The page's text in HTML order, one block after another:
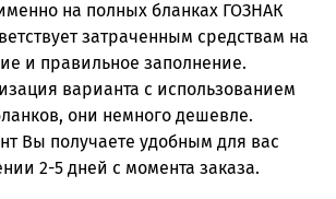
на полных бланках ГОЗНАК
затраченным средствам на
и правильное заполнение.
варианта с использованием
они немного дешевле.
Вы получаете удобным для вас
2-5 дней с момента заказа.